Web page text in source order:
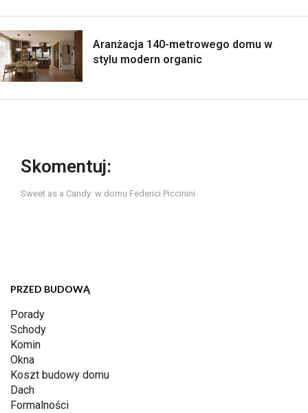
Aranżacja 140-metrowego domu w
stylu modern organic
Skomentuj:
Sweet as a Candy: w domu Federici Piccinini
PRZED BUDOWĄ
Porady
Schody
Komin
Okna
Koszt budowy domu
Dach
Formalności